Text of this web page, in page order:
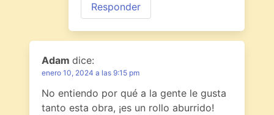
Responder
Adam dice:
enero 10, 2024 a las 9:15 pm
No entiendo por qué a la gente le gusta
tanto esta obra, ¡es un rollo aburrido!